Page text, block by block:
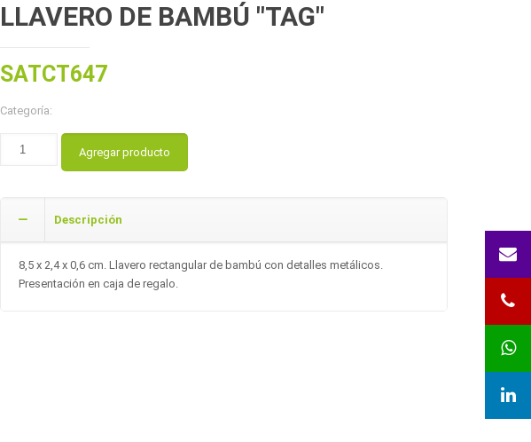
LLAVERO DE BAMBÚ "TAG"
SATCT647
Categoría:
Agregar producto
Descripción
8,5 x 2,4 x 0,6 cm. Llavero rectangular de bambú con detalles metálicos.
Presentación en caja de regalo.